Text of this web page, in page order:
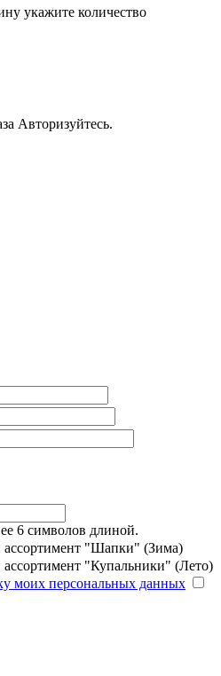
укажите количество
Авторизуйтесь.
6 символов длиной.
ассортимент "Шапки" (Зима)
ассортимент "Купальники" (Лето)
моих персональных данных